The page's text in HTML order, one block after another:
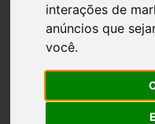
interações de
anúncios que
você.